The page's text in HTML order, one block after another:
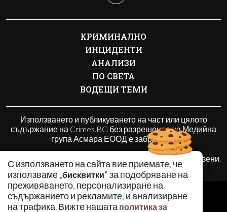
С използването на сайта вие приемате, че
използваме „бисквитки" за подобряване на
преживяването, персонализиране на
съдържанието и рекламите, и анализиране
на трафика. Вижте нашата политика за
КРИМИНАЛНО
ИНЦИДЕНТИ
АНАЛИЗИ
ПО СВЕТА
ВОДЕЩИ ТЕМИ
Използването и публикуването на част или цялото
съдържание на Crimes.BG без разрешение на Медийна
група Асмара ЕООД е забранено.
© 2010 - 2026 | Crimes.BG. Всички права запазени.
РЕКЛАМА
КОНТАКТИ